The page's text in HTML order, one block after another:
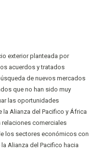
exterior planteada por
acuerdos y tratados
de nuevos mercados
que no han sido muy
las oportunidades
Alianza del Pacifico y África
relaciones comerciales
los sectores económicos con
Alianza del Pacifico hacia